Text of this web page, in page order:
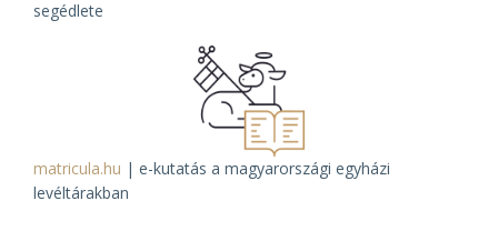
segédlete
matricula.hu | e-kutatás a magyarországi egyházi
levéltárakban